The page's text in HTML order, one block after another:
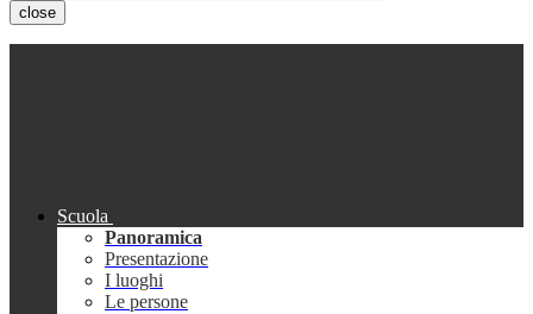
close
Scuola
Panoramica
Presentazione
I luoghi
Le persone